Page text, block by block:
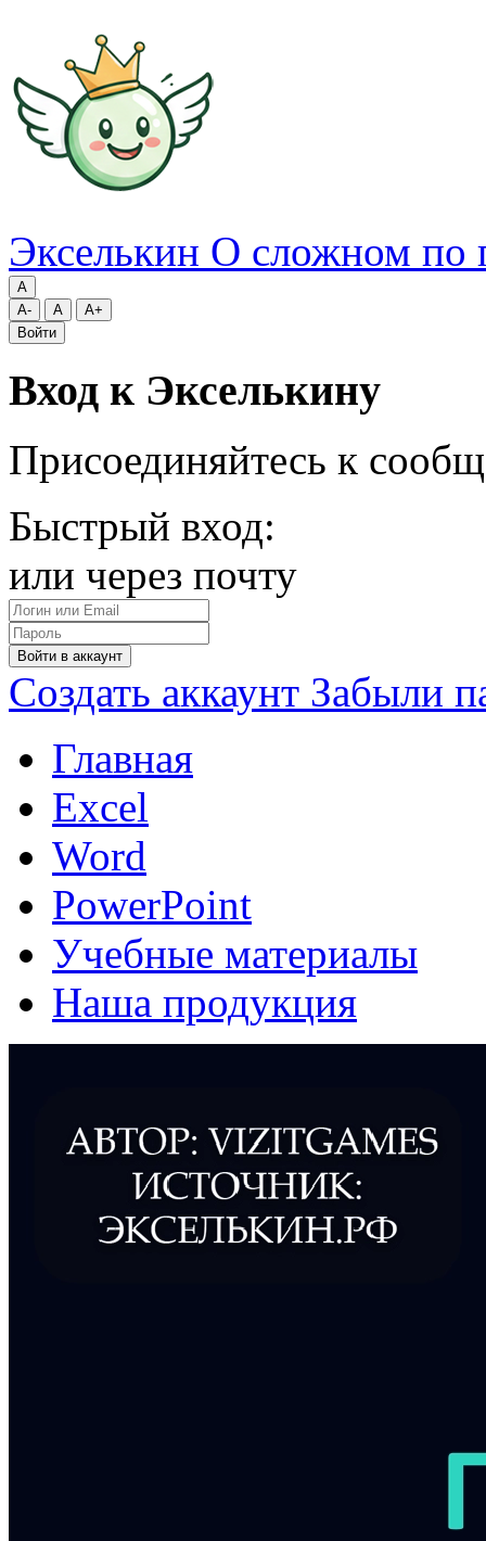
Экселькин О сложном по
A
A-
A
A+
Войти
Вход к Экселькину
Присоединяйтесь к
Быстрый вход:
или через почту
Войти в аккаунт
Создать аккаунт Забыли
Главная
Excel
Word
PowerPoint
Учебные материалы
Наша продукция